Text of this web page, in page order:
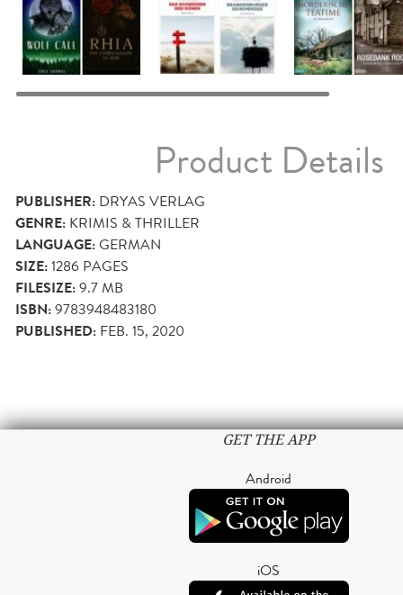
Product Details
PUBLISHER: DRYAS VERLAG
GENRE: KRIMIS & THRILLER
LANGUAGE:GERMAN
SIZE:1286 PAGES
FILESIZE:9.7 MB
ISBN:9783948483180
PUBLISHED: FEB. 15, 2020
GET THE APP
Android
iOS